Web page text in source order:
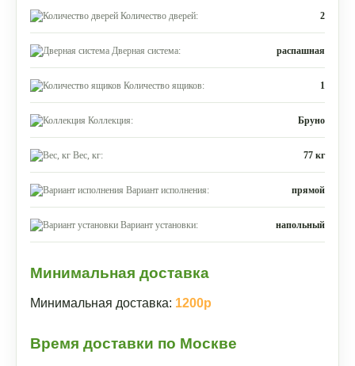
Количество дверей: 2
Дверная система: распашная
Количество ящиков: 1
Коллекция: Бруно
Вес, кг: 77 кг
Вариант исполнения: прямой
Вариант установки: напольный
Минимальная доставка
Минимальная доставка: 1200р
Время доставки по Москве